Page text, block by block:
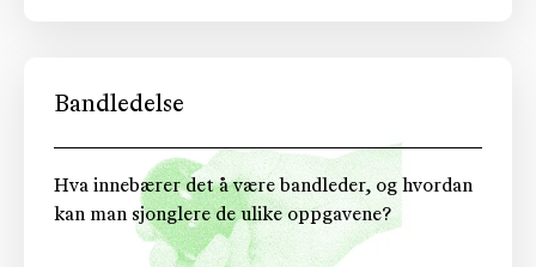
Bandledelse
Hva innebærer det å være bandleder, og hvordan
kan man sjonglere de ulike oppgavene?